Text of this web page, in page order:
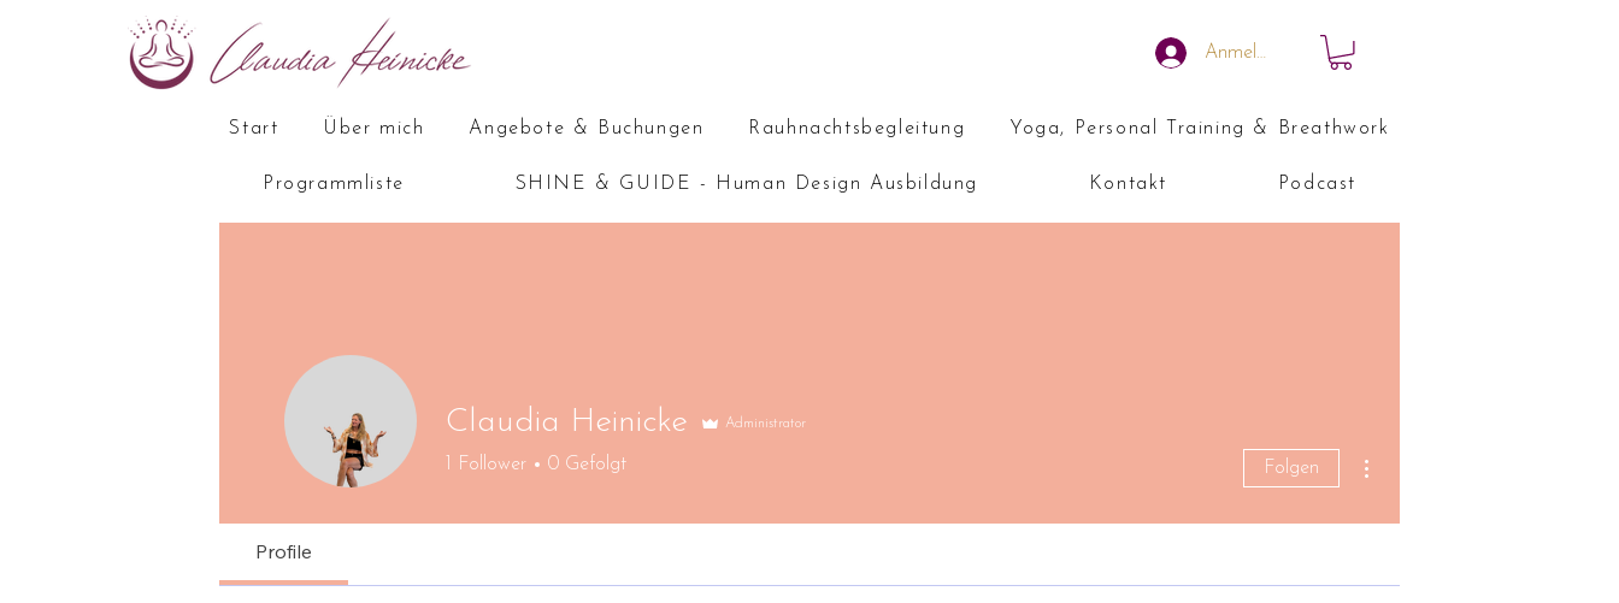
Anmelden
Start Über mich Angebote & Buchungen Rauhnachtsbegleitung Yoga, Personal Training & Breathwork
Programmliste SHINE & GUIDE - Human Design Ausbildung Kontakt Podcast
Claudia Heinicke Administrator
Follower 0 Gefolgt Folgen
Profile